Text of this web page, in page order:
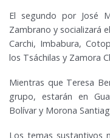
El segundo por José
Zambrano y socializará
Carchi, Imbabura,
los Tsáchilas y Zamora
Mientras que Teresa
grupo, estarán en
Bolívar y Morona
Los temas sustantivos